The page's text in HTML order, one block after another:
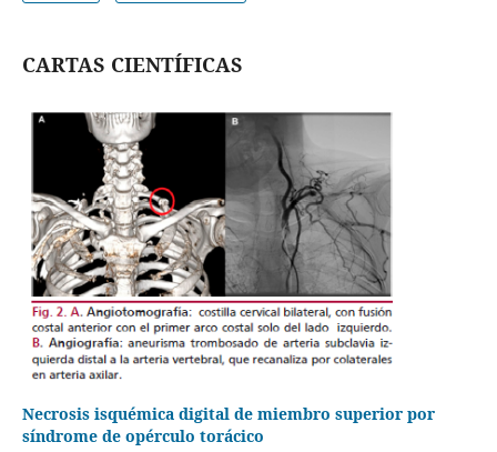
CARTAS CIENTÍFICAS
Necrosis isquémica digital de miembro superior por
síndrome de opérculo torácico